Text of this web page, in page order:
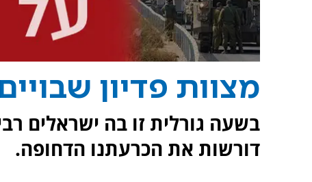
מצוות פדיון שבויים
בשעה גורלית זו בה ישראלים
דורשות את הכרעתנו הדחופה.